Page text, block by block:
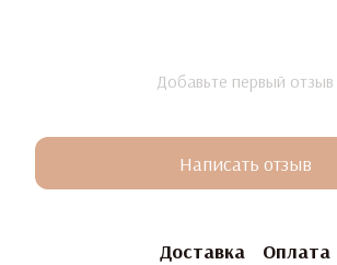
Добавьте первый отзыв
Написать отзыв
Доставка Оплата